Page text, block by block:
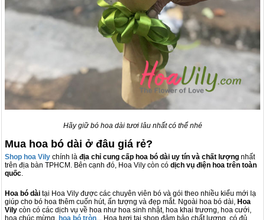
Hãy giữ bó hoa dài tươi lâu nhất có thể nhé
Mua hoa bó dài ở đâu giá rẻ?
Shop hoa Vily chính là địa chỉ cung cấp hoa bó dài uy tín và chất lượng nhất
trên địa bàn TPHCM. Bên cạnh đó, Hoa Vily còn có dịch vụ điện hoa trên toàn
quốc.
Hoa bó dài tại Hoa Vily được các chuyên viên bó và gói theo nhiều kiểu mới lạ
giúp cho bó hoa thêm cuốn hút, ấn tượng và đẹp mắt. Ngoài hoa bó dài, Hoa
Vily còn có các dịch vụ về hoa như hoa sinh nhật, hoa khai trương, hoa cưới,
hoa chúc mừng, hoa bó tròn... Hoa tươi tại shop đảm bảo chất lượng, có đủ